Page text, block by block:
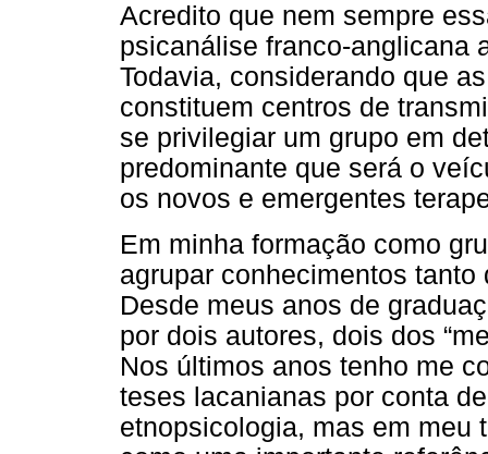
Acredito que nem sempre
psicanálise franco-anglicana
Todavia, considerando que
constituem centros de
se privilegiar um grupo em
predominante que será o
os novos e emergentes
Em minha formação como
agrupar conhecimentos
Desde meus anos de
por dois autores, dois dos
Nos últimos anos tenho me
teses lacanianas por conta
etnopsicologia, mas em meu